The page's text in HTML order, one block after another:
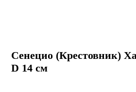
Сенецио (Крестовник)
D 14 см